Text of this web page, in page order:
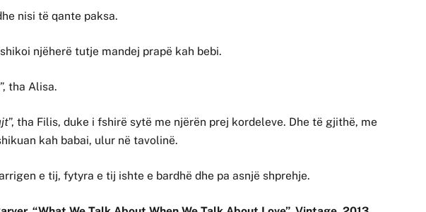
nisi të qante paksa.
njëherë tutje mandej prapë kah bebi.
”, tha Alisa.
”, tha Filis, duke i fshirë sytë me njërën prej kordeleve. Dhe të gjithë, me
kah babai, ulur në tavolinë.
e tij, fytyra e tij ishte e bardhë dhe pa asnjë shprehje.